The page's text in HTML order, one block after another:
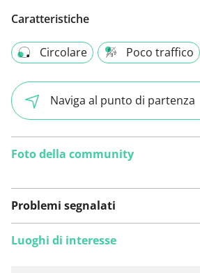
Caratteristiche
Circolare Poco traffico
Naviga al punto di partenza
Foto della community
Problemi segnalati
Luoghi di interesse